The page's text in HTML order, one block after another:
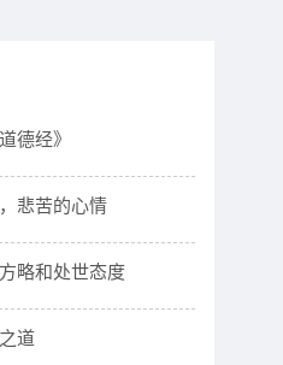
德经》
悲苦的心情
略和处世态度
道